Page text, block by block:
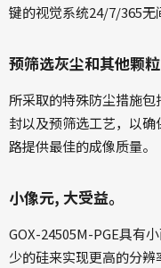
键的视觉系统24/7/365无
预筛选灰尘和其他颗粒
所采取的特殊防尘措施
封以及预筛选工艺，以
路提供最佳的成像质量。
小像元, 大受益。
GOX-24505M-PGE具有
少的硅来实现更高的分